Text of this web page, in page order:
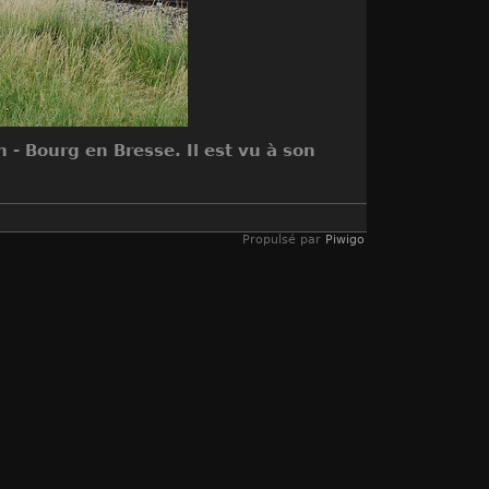
Bourg en Bresse. Il est vu à son
Propulsé par Piwigo